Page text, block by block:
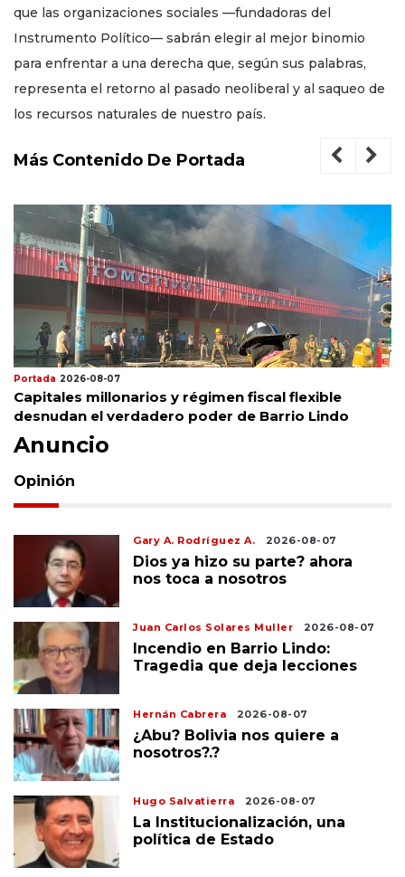
que las organizaciones sociales —fundadoras del
Instrumento Político— sabrán elegir al mejor binomio
para enfrentar a una derecha que, según sus palabras,
representa el retorno al pasado neoliberal y al saqueo de
los recursos naturales de nuestro país.
Más Contenido De Portada
Portada 2026-08-07
Capitales millonarios y régimen fiscal flexible
desnudan el verdadero poder de Barrio Lindo
Anuncio
Opinión
Gary A. Rodríguez A. 2026-08-07
Dios ya hizo su parte? ahora
nos toca a nosotros
Juan Carlos Solares Muller 2026-08-07
Incendio en Barrio Lindo:
Tragedia que deja lecciones
Hernán Cabrera 2026-08-07
¿Abu? Bolivia nos quiere a
nosotros?.?
Hugo Salvatierra 2026-08-07
La Institucionalización, una
política de Estado